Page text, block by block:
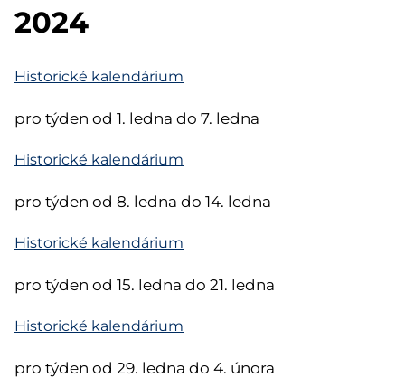
2024
Historické kalendárium
pro týden od 1. ledna do 7. ledna
Historické kalendárium
pro týden od 8. ledna do 14. ledna
Historické kalendárium
pro týden od 15. ledna do 21. ledna
Historické kalendárium
pro týden od 29. ledna do 4. února